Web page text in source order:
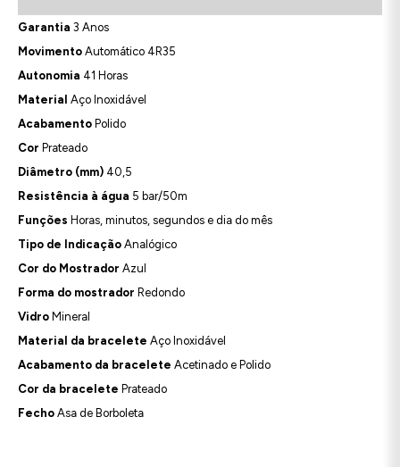
Garantia 3 Anos
Movimento Automático 4R35
Autonomia 41 Horas
Material Aço Inoxidável
Acabamento Polido
Cor Prateado
Diâmetro (mm) 40,5
Resistência à água 5 bar/50m
Funções Horas, minutos, segundos e dia do mês
Tipo de Indicação Analógico
Cor do Mostrador Azul
Forma do mostrador Redondo
Vidro Mineral
Material da bracelete Aço Inoxidável
Acabamento da bracelete Acetinado e Polido
Cor da bracelete Prateado
Fecho Asa de Borboleta